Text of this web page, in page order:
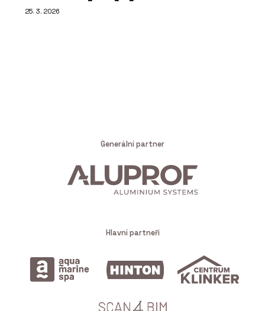
25. 3. 2026
Generální partner
Hlavní partneři